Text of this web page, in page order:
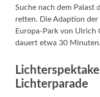
Suche nach dem Palast
retten. Die Adaption
Europa-Park von Ulrich
dauert etwa 30 Minuten.
Lichterparade